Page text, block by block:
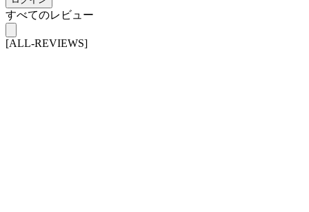
すべてのレビュー
[ALL-REVIEWS]